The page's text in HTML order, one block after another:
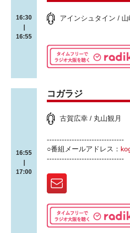
16:30
16:55
アインシュタイン /
16:55
17:00
コガラジ
古賀広幸 / 丸山観月
-------------------------------
○番組メールアドレス：
-------------------------------